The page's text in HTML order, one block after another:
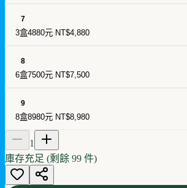
7
3盒4880元 NT$4,880
8
6盒7500元 NT$7,500
9
8盒8980元 NT$8,980
1
庫存充足 (剩餘 99 件)